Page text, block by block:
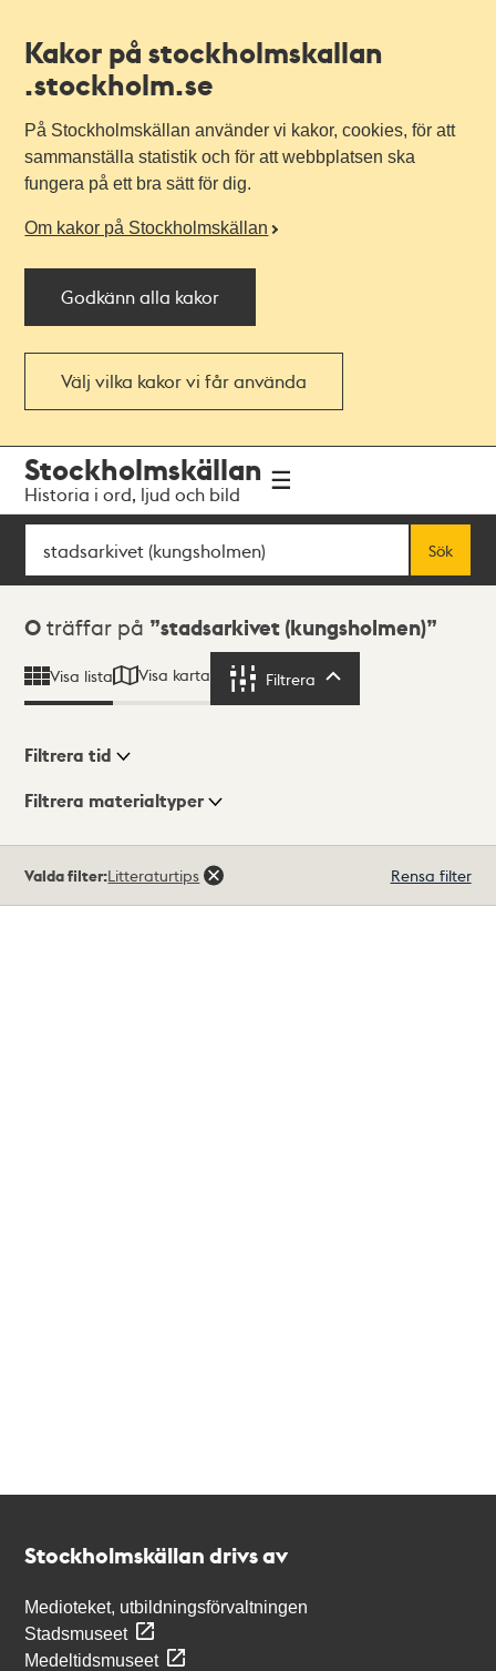
Kakor på stockholmskallan
.stockholm.se
På Stockholmskällan använder vi kakor, cookies, för att
sammanställa statistik och för att webbplatsen ska
fungera på ett bra sätt för dig.
Om kakor på Stockholmskällan
Godkänn alla kakor
Välj vilka kakor vi får använda
navigationen
huvudinnehållet
Stockholmskällan
Historia i ord, ljud och bild
Sök
Sök
Sökresultat
0 träffar på stadsarkivet (kungsholmen)
Visa lista Visa karta Filtrera
Visningsläge
Filtrera tid
Filtrera materialtyper
träffar
Valda filter:Litteraturtips Rensa filter
Stockholmskällan drivs av
Medioteket, utbildningsförvaltningen
Stadsmuseet
Medeltidsmuseet